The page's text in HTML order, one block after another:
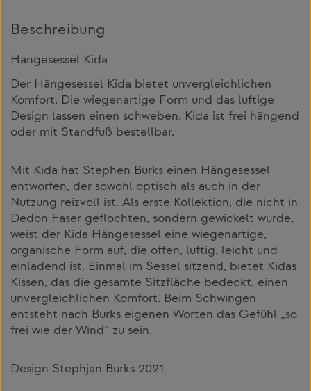
Beschreibung
Hängesessel Kida
Der Hängesessel Kida bietet unvergleichlichen
Komfort. Die wiegenartige Form und das luftige
Design lassen einen schweben. Kida ist frei hängend
oder mit Standfuß bestellbar.
Mit Kida hat Stephen Burks einen Hängesessel
entworfen, der sowohl optisch als auch in der
Nutzung reizvoll ist. Als erste Kollektion, die nicht in
Dedon Faser geflochten, sondern gewickelt wurde,
weist der Kida Hängesessel eine wiegenartige,
organische Form auf, die offen, luftig, leicht und
einladend ist. Einmal im Sessel sitzend, bietet Kidas
Kissen, das die gesamte Sitzfläche bedeckt, einen
unvergleichlichen Komfort. Beim Schwingen
entsteht nach Burks eigenen Worten das Gefühl „so
frei wie der Wind“ zu sein.
Design Stephjan Burks 2021